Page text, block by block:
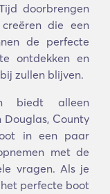
doorbrengen
die een
de perfecte
ontdekken en
zullen blijven.
biedt alleen
County
in een paar
met de
vragen. Als je
perfecte boot